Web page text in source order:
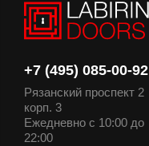
+7 (495) 085-00-92
Рязанский проспект 2
корп. 3
Ежедневно с 10:00 до
22:00